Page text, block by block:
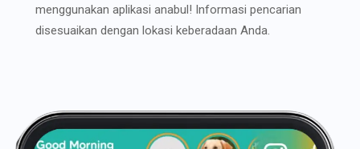
menggunakan aplikasi anabul! Informasi pencarian
disesuaikan dengan lokasi keberadaan Anda.